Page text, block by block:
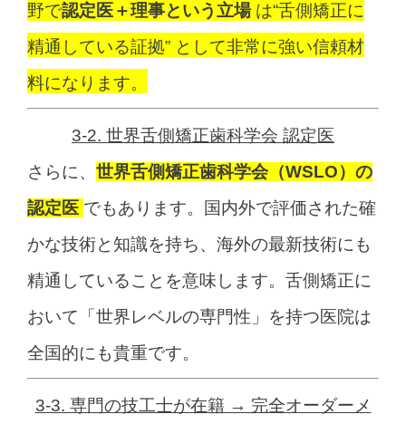
野で認定医＋理事という立場は“舌側矯正に
精通している証拠” として非常に強い信頼材
料になります。
3-2. 世界舌側矯正歯科学会 認定医
さらに、 世界舌側矯正歯科学会（WSLO）の
認定医 でもあります。
国内外で評価された確
かな技術と知識を持ち、 海外の最新技術にも
精通していることを意味します。 舌側矯正に
おいて 「世界レベルの専門性」 を持つ医院は
全国的にも貴重です。
3-3. 専門の技工士が在籍 → 完全オーダーメ